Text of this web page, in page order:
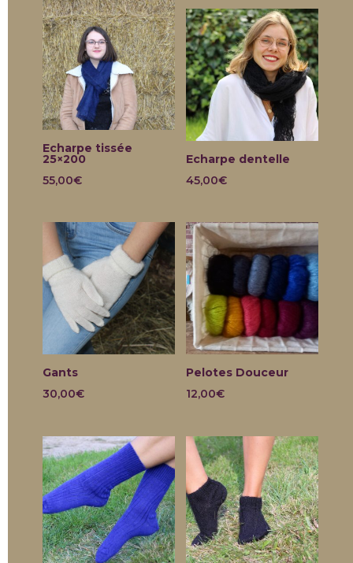
Echarpe tissée
25×200
55,00€
Echarpe dentelle
45,00€
Gants
30,00€
Pelotes Douceur
12,00€